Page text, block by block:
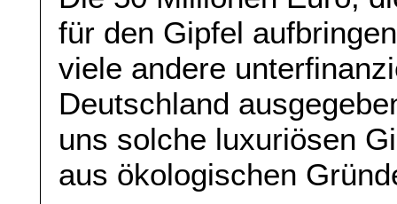
für den Gipfel
viele andere
Deutschland
uns solche luxuriösen
aus ökologischen